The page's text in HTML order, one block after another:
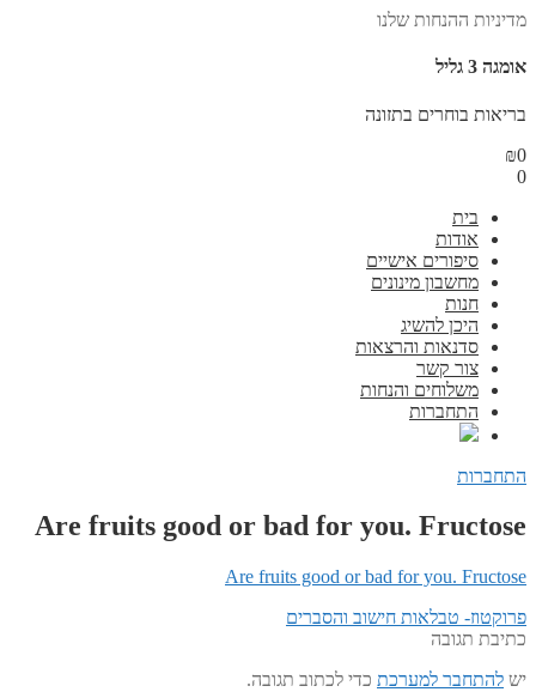
מדיניות ההנחות שלנו
אומגה 3 גליל
בריאות בוחרים בתזונה
₪0
0
בית
אודות
סיפורים אישיים
מחשבון מינונים
חנות
היכן להשיג
סדנאות והרצאות
צור קשר
משלוחים והנחות
התחברות
התחברות
Are fruits good or bad for you. Fructose
Are fruits good or bad for you. Fructose
ניווט
הפוסט
הקודם:
פרוקטוז- טבלאות חישוב והסברים
כתיבת תגובה
יש להתחבר למערכת כדי לכתוב תגובה.